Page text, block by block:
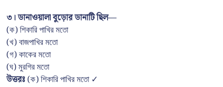
৩। ডানাওয়ালা বুড়োর ডানাটি ছিল—
(ক) শিকারি পাখির মতো
(খ) বাজপাখির মতো
(গ) কাকের মতো
(ঘ) মুরগির মতো
উত্তরঃ(ক) শিকারি পাখির মতো ✓